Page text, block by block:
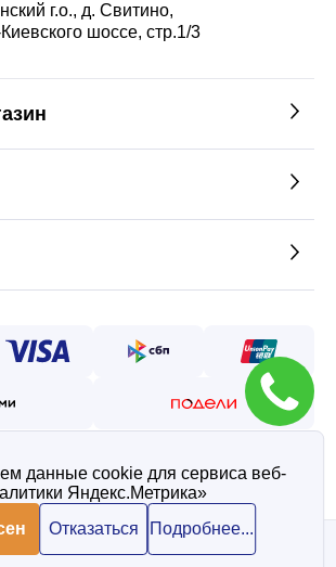
В корзину
В корзину
г.о., д. Свитино,
шоссе, стр.1/3
интернет
персональных данных
данные cookie для сервиса веб-
Яндекс.Метрика»
Отказаться Подробнее...